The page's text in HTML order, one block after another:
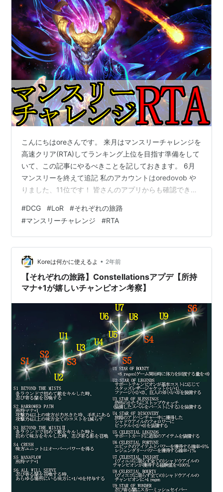
こんにちはoreさんです。 来月はマンスリーチャレンジを
高速クリア(RTA)してランキング上位を目指す準備をして
いて、この記事にやるべきことを記しておきます。 6月
マンスリーを終えて追記 私のアカウントはoredovob や
りました、11位です！ 皆さんのアプリからも確認できま
できるか怪しいラインですが、事前の準備やこの記事に
書いてあることは少なくとも無駄ではなさそうです。追
記終わり (24/10/20)パッチ[5.10]で4倍速が追加されたの
で更に追記 追記部分は分かりやすく書いてあるのでスク
ロールしてね この記事では マンスリーチャレン…
#DCG #LoR #それぞれの旅路
#マンスリーチャレンジ #RTA
Koreは何かに使えるよ • 2年前
【それぞれの旅路】Constellationsアプデ【所持
マナ+1が嬉しいチャンピオン考察】